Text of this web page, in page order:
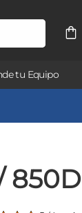
tu Equipo